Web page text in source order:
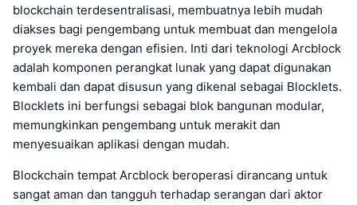
blockchain terdesentralisasi, membuatnya lebih mudah
diakses bagi pengembang untuk membuat dan mengelola
proyek mereka dengan efisien. Inti dari teknologi Arcblock
adalah komponen perangkat lunak yang dapat digunakan
kembali dan dapat disusun yang dikenal sebagai Blocklets.
Blocklets ini berfungsi sebagai blok bangunan modular,
memungkinkan pengembang untuk merakit dan
menyesuaikan aplikasi dengan mudah.
Blockchain tempat Arcblock beroperasi dirancang untuk
sangat aman dan tangguh terhadap serangan dari aktor